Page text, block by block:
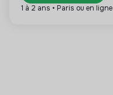
1 à 2 ans • Paris ou en